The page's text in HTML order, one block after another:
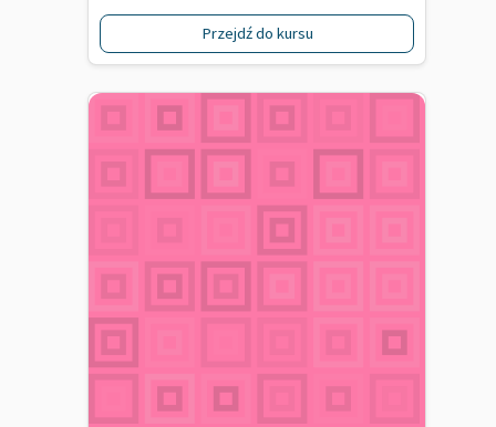
Przejdź do kursu